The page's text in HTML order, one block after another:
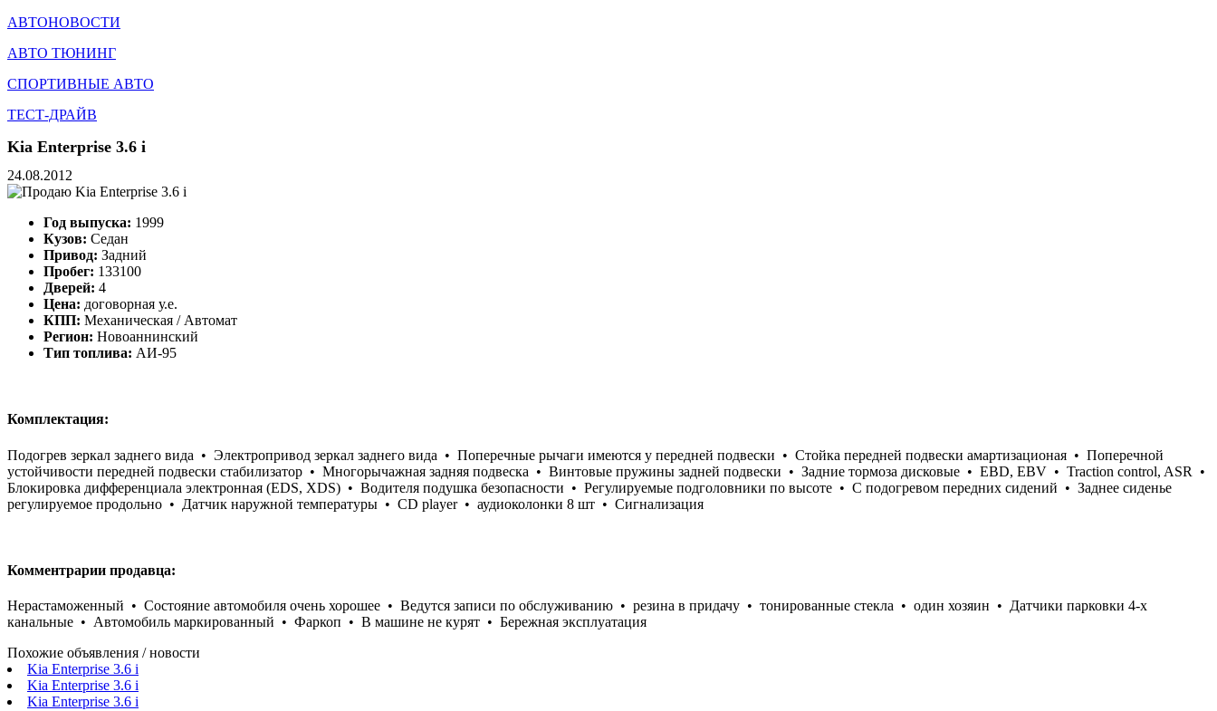
АВТОНОВОСТИ
АВТО ТЮНИНГ
СПОРТИВНЫЕ АВТО
ТЕСТ-ДРАЙВ
Kia Enterprise 3.6 i
24.08.2012
Год выпуска: 1999
Кузов: Седан
Привод: Задний
Пробег: 133100
Дверей: 4
Цена: договорная у.е.
КПП: Механическая / Автомат
Регион: Новоаннинский
Тип топлива: АИ-95
Комплектация:
Подогрев зеркал заднего вида • Электропривод зеркал заднего вида • Поперечные рычаги имеются у передней подвески • Стойка передней подвески амартизационая • Поперечной
устойчивости передней подвески стабилизатор • Многорычажная задняя подвеска • Винтовые пружины задней подвески • Задние тормоза дисковые • EBD, EBV • Traction control, ASR •
Блокировка дифференциала электронная (EDS, XDS) • Водителя подушка безопасности • Регулируемые подголовники по высоте • С подогревом передних сидений • Заднее сиденье
регулируемое продольно • Датчик наружной температуры • CD player • аудиоколонки 8 шт • Сигнализация
Комментрарии продавца:
Нерастаможенный • Состояние автомобиля очень хорошее • Ведутся записи по обслуживанию • резина в придачу • тонированные стекла • один хозяин • Датчики парковки 4-х
канальные • Автомобиль маркированный • Фаркоп • В машине не курят • Бережная эксплуатация
Похожие объявления / новости
Kia Enterprise 3.6 i
Kia Enterprise 3.6 i
Kia Enterprise 3.6 i